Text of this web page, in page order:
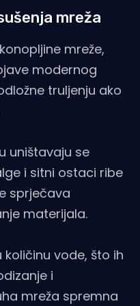
mreža
mreže,
modernog
truljenju ako
uništavaju se
i sitni ostaci ribe
sprječava
materijala.
količinu vode, što ih
i
mreža spremna